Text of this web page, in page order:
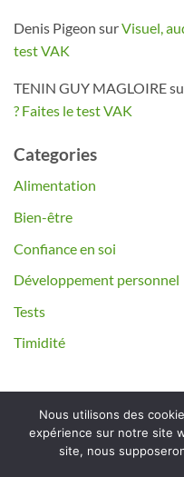
Denis Pigeon surVisuel,
test VAK
TENIN GUY MAGLOIRE
? Faites le test VAK
Categories
Alimentation
Bien-être
Confiance en soi
Développement personnel
Tests
Timidité
Nous utilisons des
expérience sur notre site
site, nous